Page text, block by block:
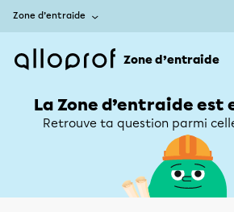
Zone d’entraide
Zone d’entraide
La Zone d’entraide est
Retrouve ta question parmi